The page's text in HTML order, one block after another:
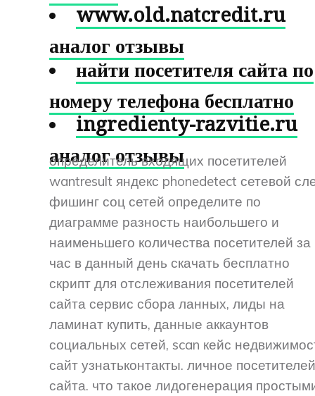
www.old.natcredit.ru
аналог отзывы
найти посетителя сайта по
номеру телефона бесплатно
ingredienty-razvitie.ru
аналог отзывы
определитель входящих посетителей
wantresult яндекс phonedetect сетевой
фишинг соц сетей определите по
диаграмме разность наибольшего и
наименьшего количества посетителей за
час в данный день скачать бесплатно
скрипт для отслеживания посетителей
сайта сервис сбора ланных, лиды на
ламинат купить, данные аккаунтов
социальных сетей, scan кейс
сайт узнатьконтакты. личное посетителей
сайта. что такое лидогенерация